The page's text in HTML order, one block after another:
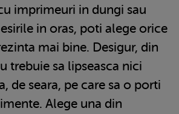
imprimeuri in dungi sau
in oras, poti alege orice
mai bine. Desigur, din
trebuie sa lipseasca nici
de seara, pe care sa o porti
Alege una din